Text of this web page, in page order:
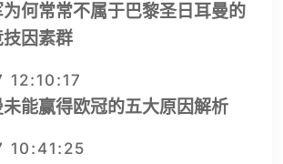
何常常不属于巴黎圣日耳曼的
因素群
能赢得欧冠的五大原因解析
10:41:25